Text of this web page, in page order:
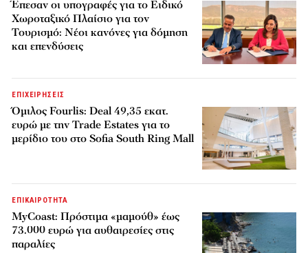
Έπεσαν οι υπογραφές για το Ειδικό
Χωροταξικό Πλαίσιο για τον
Τουρισμό: Νέοι κανόνες για δόμηση
και επενδύσεις
ΕΠΙΧΕΙΡΗΣΕΙΣ
Όμιλος Fourlis: Deal 49,35 εκατ.
ευρώ με την Trade Estates για το
μερίδιο του στο Sofia South Ring Mall
ΕΠΙΚΑΙΡΟΤΗΤΑ
MyCoast: Πρόστιμα «μαμούθ» έως
73.000 ευρώ για αυθαιρεσίες στις
παραλίες